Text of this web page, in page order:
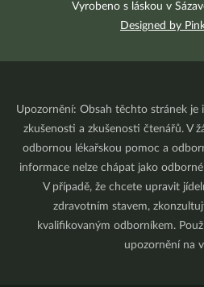
Vyrobeno s láskou v
Designed by
Upozornění: Obsah těchto stránek je
zkušenosti a zkušenosti čtenářů. V
odbornou lékařskou pomoc a
informace nelze chápat jako
V případě, že chcete upravit
zdravotním stavem,
kvalifikovaným odborníkem.
upozornění na